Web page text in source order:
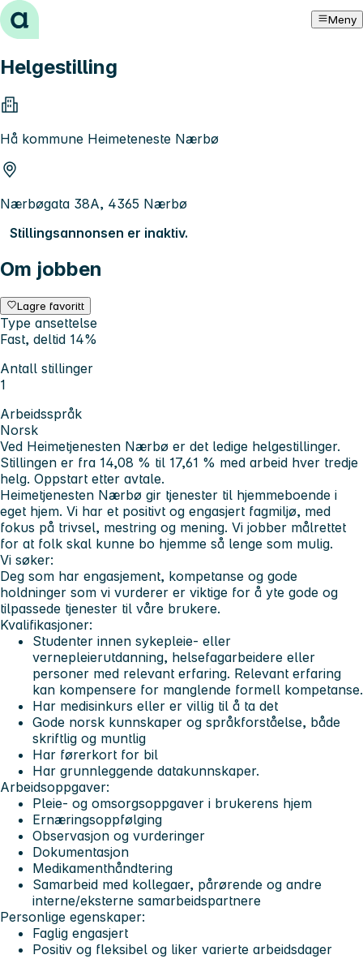
Hopp til innhold Meny
Helgestilling
Hå kommune Heimeteneste Nærbø
Nærbøgata 38A, 4365 Nærbø
Stillingsannonsen er inaktiv.
Om jobben
Lagre favoritt
Type ansettelse
Fast, deltid 14%
Antall stillinger
1
Arbeidsspråk
Norsk
Ved Heimetjenesten Nærbø er det ledige helgestillinger.
Stillingen er fra 14,08 % til 17,61 % med arbeid hver tredje
helg. Oppstart etter avtale.
Heimetjenesten Nærbø gir tjenester til hjemmeboende i
eget hjem. Vi har et positivt og engasjert fagmiljø, med
fokus på trivsel, mestring og mening. Vi jobber målrettet
for at folk skal kunne bo hjemme så lenge som mulig.
Vi søker:
Deg som har engasjement, kompetanse og gode
holdninger som vi vurderer er viktige for å yte gode og
tilpassede tjenester til våre brukere.
Kvalifikasjoner:
Studenter innen sykepleie- eller
vernepleierutdanning, helsefagarbeidere eller
personer med relevant erfaring. Relevant erfaring
kan kompensere for manglende formell kompetanse.
Har medisinkurs eller er villig til å ta det
Gode norsk kunnskaper og språkforståelse, både
skriftlig og muntlig
Har førerkort for bil
Har grunnleggende datakunnskaper.
Arbeidsoppgaver:
Pleie- og omsorgsoppgaver i brukerens hjem
Ernæringsoppfølging
Observasjon og vurderinger
Dokumentasjon
Medikamenthåndtering
Samarbeid med kollegaer, pårørende og andre
interne/eksterne samarbeidspartnere
Personlige egenskaper:
Faglig engasjert
Positiv og fleksibel og liker varierte arbeidsdager